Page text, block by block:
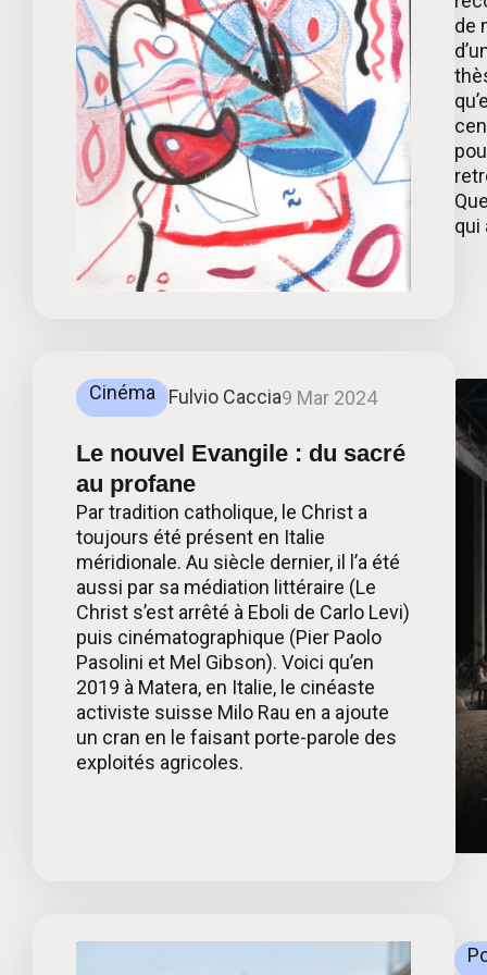
de
qui
Cinéma Fulvio Caccia9 Mar 2024
Le nouvel Evangile : du sacré
au profane
Par tradition catholique, le Christ a
toujours été présent en Italie
méridionale. Au siècle dernier, il l’a été
aussi par sa médiation littéraire (Le
Christ s’est arrêté à Eboli de Carlo Levi)
puis cinématographique (Pier Paolo
Pasolini et Mel Gibson). Voici qu’en
2019 à Matera, en Italie, le cinéaste
activiste suisse Milo Rau en a ajoute
un cran en le faisant porte-parole des
exploités agricoles.